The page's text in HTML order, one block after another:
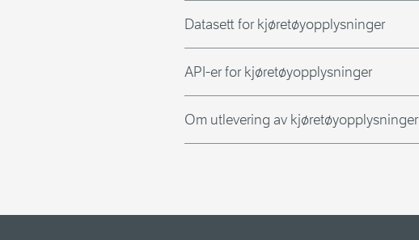
Datasett for kjøretøyopplysninger
API-er for kjøretøyopplysninger
Om utlevering av kjøretøyopplysninger